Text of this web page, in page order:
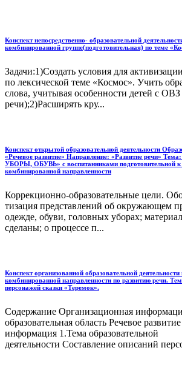
Конспект непосредственно- образовательной
комбинированной группе(подготовительная) по теме
Задачи:1)Создать условия для
по лексической теме «Космос». Учить
слова, учитывая особенности детей с
речи);2)Расширять кру...
Конспект открытой образовательной деятельности
«Речевое развитие» Направление: «Развитие речи»
УБОРЫ, ОБУВЬ» с воспитанниками подготовительной
комбинированной направленности
Коррекционно-образовательные цели.
тизация представлений об окружающем
одежде, обуви, головных уборах;
сде­ланы; о процессе п...
Конспект организованной образовательной деятельности
комбинированной направленности по развитию речи.
персонажей сказки «Теремок».
Содержание Организационная
образовательная область Речевое
информация 1.Тема образовательной
деятельности Составление описаний